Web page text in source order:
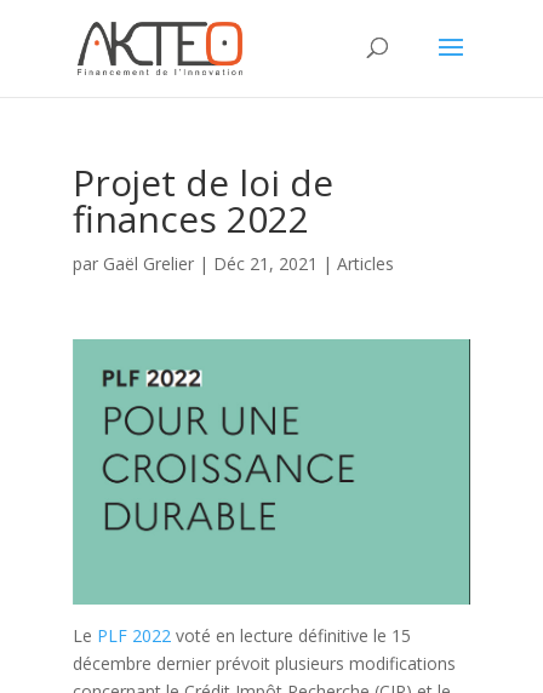
Projet de loi de
finances 2022
par Gaël Grelier| Déc 21, 2021 | Articles
Le PLF 2022voté en lecture définitive le 15
décembre dernier prévoit plusieurs modifications